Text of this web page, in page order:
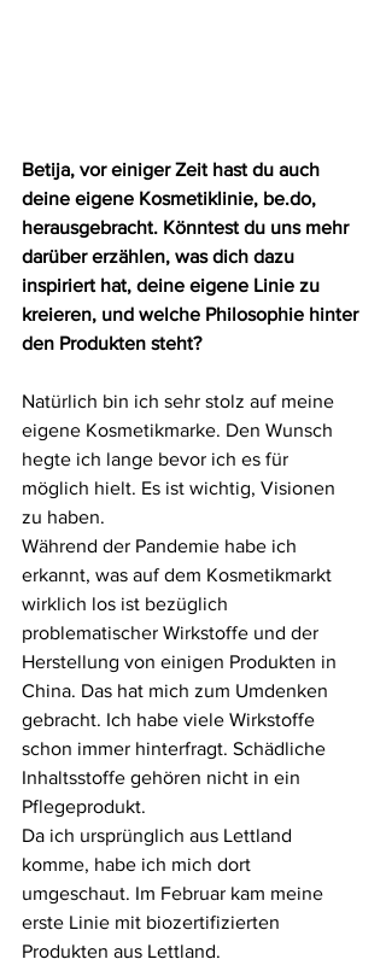
Betija, vor einiger Zeit hast du auch
deine eigene Kosmetiklinie, be.do,
herausgebracht. Könntest du uns mehr
darüber erzählen, was dich dazu
inspiriert hat, deine eigene Linie zu
kreieren, und welche Philosophie hinter
den Produkten steht?
Natürlich bin ich sehr stolz auf meine
eigene Kosmetikmarke. Den Wunsch
hegte ich lange bevor ich es für
möglich hielt. Es ist wichtig, Visionen
zu haben.
Während der Pandemie habe ich
erkannt, was auf dem Kosmetikmarkt
wirklich los ist bezüglich
problematischer Wirkstoffe und der
Herstellung von einigen Produkten in
China. Das hat mich zum Umdenken
gebracht. Ich habe viele Wirkstoffe
schon immer hinterfragt. Schädliche
Inhaltsstoffe gehören nicht in ein
Pflegeprodukt.
Da ich ursprünglich aus Lettland
komme, habe ich mich dort
umgeschaut. Im Februar kam meine
erste Linie mit biozertifizierten
Produkten aus Lettland.